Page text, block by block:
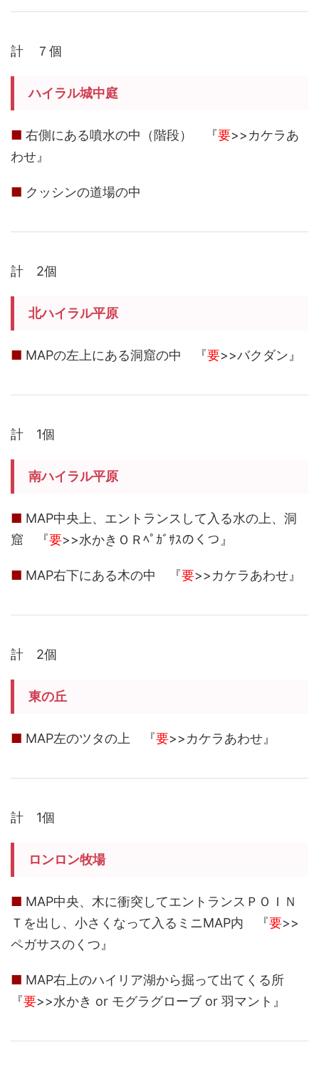
計 ７個
ハイラル城中庭
■ 右側にある噴水の中（階段） 『要>>カケラあ
わせ』
■ クッシンの道場の中
計 2個
北ハイラル平原
■ MAPの左上にある洞窟の中 『要>>バクダン』
計 1個
南ハイラル平原
■ MAP中央上、エントランスして入る水の上、洞
窟 『要>>水かきＯＲﾍﾟｶﾞｻｽのくつ』
■ MAP右下にある木の中 『要>>カケラあわせ』
計 2個
東の丘
■ MAP左のツタの上 『要>>カケラあわせ』
計 1個
ロンロン牧場
■ MAP中央、木に衝突してエントランスＰＯＩＮ
Ｔを出し、小さくなって入るミニMAP内 『要>>
ペガサスのくつ』
■ MAP右上のハイリア湖から掘って出てくる所
『要>>水かき or モグラグローブ or 羽マント』